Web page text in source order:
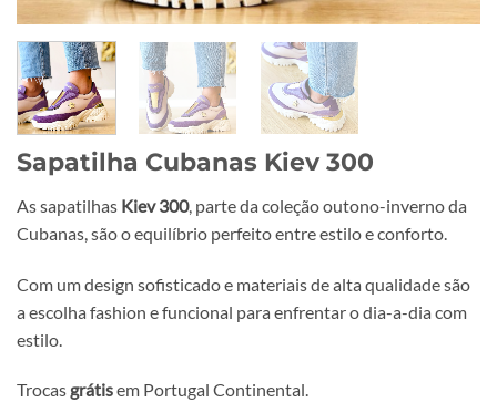
Sapatilha Cubanas Kiev 300
As sapatilhas Kiev 300, parte da coleção outono-inverno da
Cubanas, são o equilíbrio perfeito entre estilo e conforto.
Com um design sofisticado e materiais de alta qualidade são
a escolha fashion e funcional para enfrentar o dia-a-dia com
estilo.
Trocas grátisem Portugal Continental.